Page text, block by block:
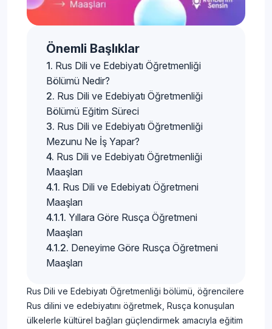
Önemli Başlıklar
Rus Dili ve Edebiyatı Öğretmenliği
Bölümü Nedir?
Rus Dili ve Edebiyatı Öğretmenliği
Bölümü Eğitim Süreci
Rus Dili ve Edebiyatı Öğretmenliği
Mezunu Ne İş Yapar?
Rus Dili ve Edebiyatı Öğretmenliği
Maaşları
Rus Dili ve Edebiyatı Öğretmeni
Maaşları
Yıllara Göre Rusça Öğretmeni
Maaşları
Deneyime Göre Rusça Öğretmeni
Maaşları
Rus Dili ve Edebiyatı Öğretmenliği bölümü, öğrencilere
Rus dilini ve edebiyatını öğretmek, Rusça konuşulan
ülkelerle kültürel bağları güçlendirmek amacıyla eğitim